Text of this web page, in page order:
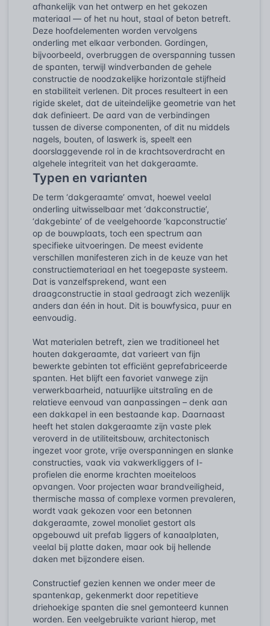
afhankelijk van het ontwerp en het gekozen
materiaal — of het nu hout, staal of beton betreft.
Deze hoofdelementen worden vervolgens
onderling met elkaar verbonden. Gordingen,
bijvoorbeeld, overbruggen de overspanning tussen
de spanten, terwijl windverbanden de gehele
constructie de noodzakelijke horizontale stijfheid
en stabiliteit verlenen. Dit proces resulteert in een
rigide skelet, dat de uiteindelijke geometrie van het
dak definieert. De aard van de verbindingen
tussen de diverse componenten, of dit nu middels
nagels, bouten, of laswerk is, speelt een
doorslaggevende rol in de krachtsoverdracht en
algehele integriteit van het dakgeraamte.
Typen en varianten
De term ‘dakgeraamte’ omvat, hoewel veelal
onderling uitwisselbaar met ‘dakconstructie’,
‘dakgebinte’ of de veelgehoorde ‘kapconstructie’
op de bouwplaats, toch een spectrum aan
specifieke uitvoeringen. De meest evidente
verschillen manifesteren zich in de keuze van het
constructiemateriaal en het toegepaste systeem.
Dat is vanzelfsprekend, want een
draagconstructie in staal gedraagt zich wezenlijk
anders dan één in hout. Dit is bouwfysica, puur en
eenvoudig.
Wat materialen betreft, zien we traditioneel het
houten dakgeraamte, dat varieert van fijn
bewerkte gebinten tot efficiënt geprefabriceerde
spanten. Het blijft een favoriet vanwege zijn
verwerkbaarheid, natuurlijke uitstraling en de
relatieve eenvoud van aanpassingen – denk aan
een dakkapel in een bestaande kap. Daarnaast
heeft het stalen dakgeraamte zijn vaste plek
veroverd in de utiliteitsbouw, architectonisch
ingezet voor grote, vrije overspanningen en slanke
constructies, vaak via vakwerkliggers of I-
profielen die enorme krachten moeiteloos
opvangen. Voor projecten waar brandveiligheid,
thermische massa of complexe vormen prevaleren,
wordt vaak gekozen voor een betonnen
dakgeraamte, zowel monoliet gestort als
opgebouwd uit prefab liggers of kanaalplaten,
veelal bij platte daken, maar ook bij hellende
daken met bijzondere eisen.
Constructief gezien kennen we onder meer de
spantenkap, gekenmerkt door repetitieve
driehoekige spanten die snel gemonteerd kunnen
worden. Een veelgebruikte variant hierop, met